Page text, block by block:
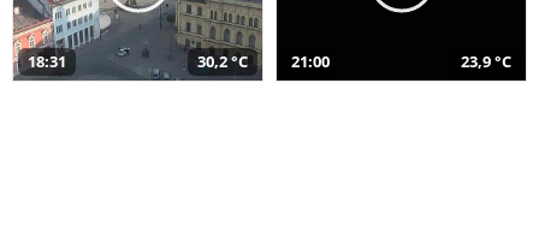
18:31 30,2 °C 21:00 23,9 °C